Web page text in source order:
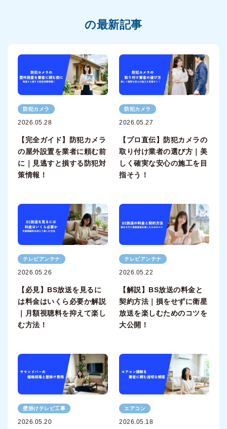
の最新記事
防犯カメラ
2026.05.28
【完全ガイド】防犯カメラ
の屋外設置を業者に頼む前
に｜見逃すと損する防犯対
策情報！
防犯カメラ
2026.05.27
【プロ直伝】防犯カメラの
取り付け業者の選び方｜美
しく確実な安心の施工を目
指そう！
テレビアンテナ
2026.05.26
【必見】BS放送を見るに
は料金はいくら必要か解説
｜月額視聴料を抑えて楽し
む方法！
テレビアンテナ
2026.05.22
【解説】BS放送の料金と
契約方法｜損をせずに衛星
放送を楽しむためのコツを
大公開！
壁掛けテレビ工事
2026.05.20
エアコン
2026.05.18